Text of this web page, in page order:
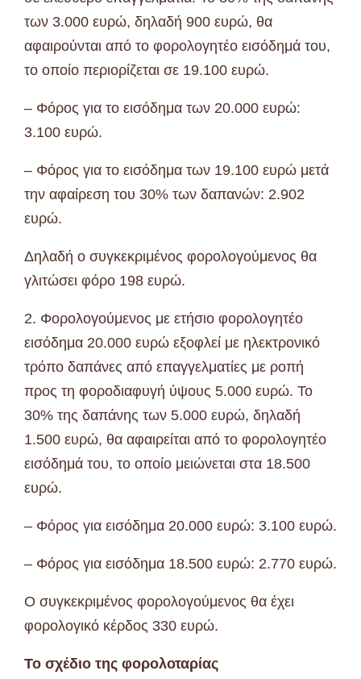
των 3.000 ευρώ, δηλαδή 900 ευρώ, θα
αφαιρούνται από το φορολογητέο εισόδημά του,
το οποίο περιορίζεται σε 19.100 ευρώ.
– Φόρος για το εισόδημα των 20.000 ευρώ:
3.100 ευρώ.
– Φόρος για το εισόδημα των 19.100 ευρώ μετά
την αφαίρεση του 30% των δαπανών: 2.902
ευρώ.
Δηλαδή ο συγκεκριμένος φορολογούμενος θα
γλιτώσει φόρο 198 ευρώ.
2. Φορολογούμενος με ετήσιο φορολογητέο
εισόδημα 20.000 ευρώ εξοφλεί με ηλεκτρονικό
τρόπο δαπάνες από επαγγελματίες με ροπή
προς τη φοροδιαφυγή ύψους 5.000 ευρώ. Το
30% της δαπάνης των 5.000 ευρώ, δηλαδή
1.500 ευρώ, θα αφαιρείται από το φορολογητέο
εισόδημά του, το οποίο μειώνεται στα 18.500
ευρώ.
– Φόρος για εισόδημα 20.000 ευρώ: 3.100 ευρώ.
– Φόρος για εισόδημα 18.500 ευρώ: 2.770 ευρώ.
Ο συγκεκριμένος φορολογούμενος θα έχει
φορολογικό κέρδος 330 ευρώ.
Το σχέδιο της φορολοταρίας